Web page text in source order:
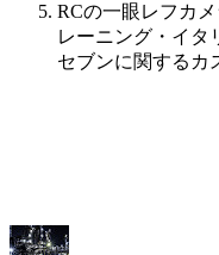
RCの一眼レフカ
レーニング・イタ
セブンに関するカ